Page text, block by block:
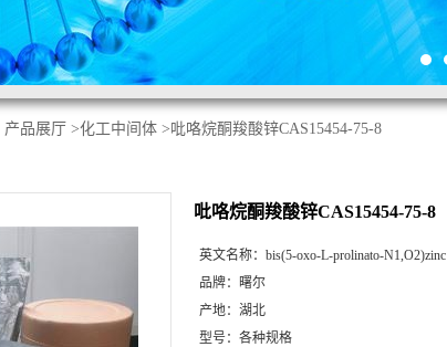
产品展厅 >化工中间体 >吡咯烷酮羧酸锌CAS15454-75-8
吡咯烷酮羧酸锌CAS15454-75-8
英文名称： bis(5-oxo-L-prolinato-N1,O2)zinc
品牌： 曙尔
产地： 湖北
型号： 各种规格